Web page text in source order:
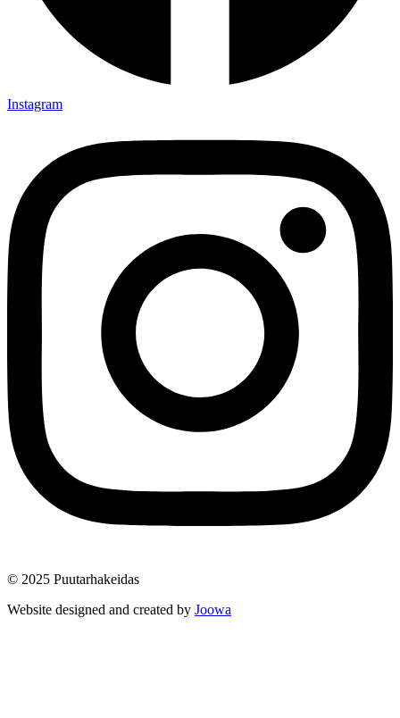
Instagram
© 2025 Puutarhakeidas
Website designed and created by Joowa